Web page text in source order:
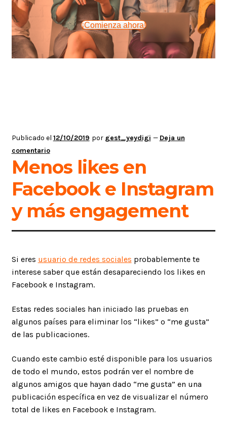
¡Comienza ahora!
Publicado el 12/10/2019 por gest_yeydigi — Deja un
comentario
Menos likes en
Facebook e Instagram
y más engagement
Si eres usuario de redes sociales probablemente te
interese saber que están desapareciendo los likes en
Facebook e Instagram.
Estas redes sociales han iniciado las pruebas en
algunos países para eliminar los “likes” o “me gusta”
de las publicaciones.
Cuando este cambio esté disponible para los usuarios
de todo el mundo, estos podrán ver el nombre de
algunos amigos que hayan dado “me gusta” en una
publicación específica en vez de visualizar el número
total de likes en Facebook e Instagram.